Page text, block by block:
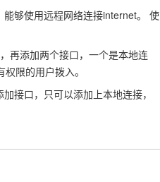
够使用远程网络连接internet。 使
再添加两个接口，一个是本地连
限的用户拨入。
接口，只可以添加上本地连接，